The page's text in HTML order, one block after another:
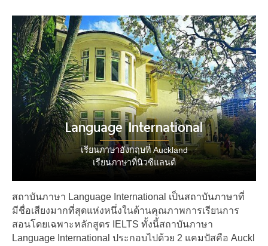
Language International
เรียนภาษาอังกฤษที่ Auckland
เรียนภาษาที่นิวซีแลนด์
สถาบันภาษา Language International เป็นสถาบันภาษาที่
มีชื่อเสียงมากที่สุดแห่งหนึ่งในด้านคุณภาพการเรียนการ
สอนโดยเฉพาะหลักสูตร IELTS ทั้งนี้สถาบันภาษา
Language International ประกอบไปด้วย 2 แคมปัสคือ Auckl